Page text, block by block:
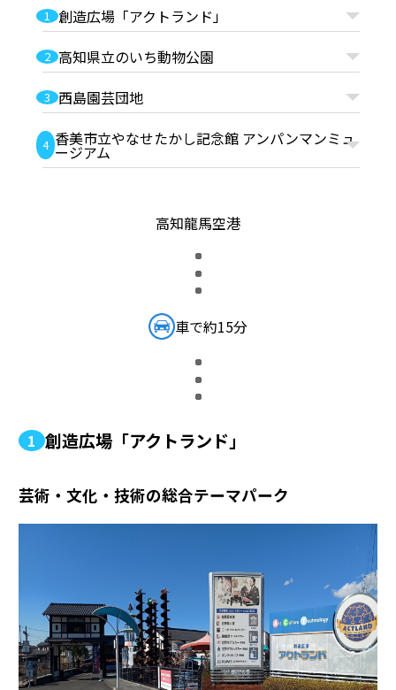
1 創造広場「アクトランド」
2 高知県立のいち動物公園
3 西島園芸団地
4 香美市立やなせたかし記念館 アンパンマンミュ
ージアム
高知龍馬空港
車で約15分
1 創造広場「アクトランド」
芸術・文化・技術の総合テーマパーク